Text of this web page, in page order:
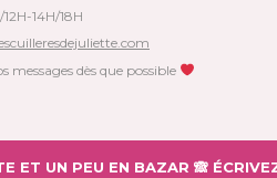
12H-14H/18H
messages dès que possible
Petites Cuillères de Juliette